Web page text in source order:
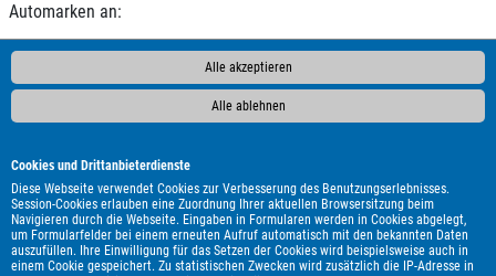
Alle akzeptieren
Alle ablehnen
Cookies und Drittanbieterdienste
Diese Webseite verwendet Cookies zur Verbesserung des Benutzungserlebnisses.
Session-Cookies erlauben eine Zuordnung Ihrer aktuellen Browsersitzung beim
Navigieren durch die Webseite. Eingaben in Formularen werden in Cookies abgelegt,
um Formularfelder bei einem erneuten Aufruf automatisch mit den bekannten Daten
auszufüllen. Ihre Einwilligung für das Setzen der Cookies wird beispielsweise auch in
einem Cookie gespeichert. Zu statistischen Zwecken wird zusätzlich die IP-Adresse in
Automarken an:
AC ALPINA Abarth Aixam Alfa Romeo Andere
Audi
BAIC
BAW BMW BYD Bentley Borgward
Bürstner
Chausson Chevrolet
Dodge
Econelo Etrusco
Ford
Forster Foton GWM Geely Genesis
Harley-
Davidson
Hobby Honda Hyundai Infiniti Isuzu
Itineo
Iveco
JAC Jaecoo Jaguar Jeep KGM Kia
Knaus
LMC
Lada Land Rover Leapmotor Lexus MAN MF